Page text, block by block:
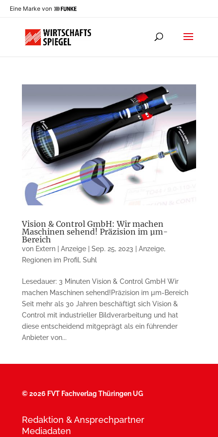
Eine Marke von
Vision & Control GmbH: Wir machen
Maschinen sehend! Präzision im µm-
Bereich
von Extern | Anzeige| Sep. 25, 2023 Anzeige,
Regionen im Profil, Suhl
Lesedauer: 3 Minuten Vision & Control GmbH Wir
machen Maschinen sehend!Präzision im µm-Bereich
Seit mehr als 30 Jahren beschäftigt sich Vision &
Control mit industrieller Bildverarbeitung und hat
diese entscheidend mitgeprägt als ein führender
Anbieter von...
©2026 FVT Fachverlag Thüringen UG
Redaktion & Ansprechpartner
Mediadaten